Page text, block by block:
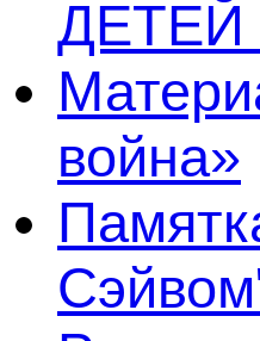
ДЕТЕЙ
война»